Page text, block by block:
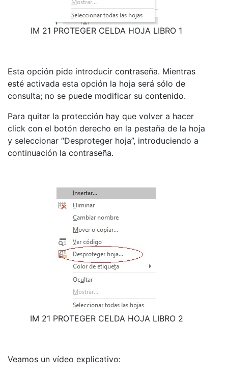
IM 21 PROTEGER CELDA HOJA LIBRO 1
Esta opción pide introducir contraseña. Mientras
esté activada esta opción la hoja será sólo de
consulta; no se puede modificar su contenido.
Para quitar la protección hay que volver a hacer
click con el botón derecho en la pestaña de la hoja
y seleccionar “Desproteger hoja”, introduciendo a
continuación la contraseña.
IM 21 PROTEGER CELDA HOJA LIBRO 2
Veamos un vídeo explicativo: